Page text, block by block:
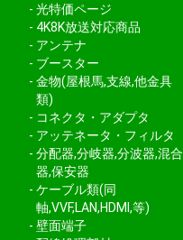
光特価ページ
4K8K放送対応商品
アンテナ
ブースター
金物(屋根馬,支線,他金具
類)
コネクタ・アダプタ
アッテネータ・フィルタ
分配器,分岐器,分波器,混合
器,保安器
ケーブル類(同
軸,VVF,LAN,HDMI,等)
壁面端子